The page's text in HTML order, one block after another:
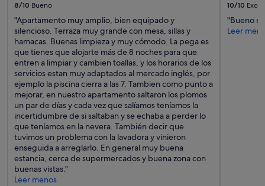
adicionales.
8/10 Bueno
"Apartamento muy amplio, bien equipado y
silencioso. Terraza muy grande con mesa, sillas y
hamacas. Buenas limpieza y muy cómodo. La pega es
que tienes que alojarte más de 8 noches para que
entren a limpiar y cambien toallas, y los horarios de los
servicios estan muy adaptados al mercado inglés, por
ejemplo la piscina cierra a las 7. Tambien como punto a
mejorar, en nuestro apartamento saltaron los plomos
un par de días y cada vez que salíamos teníamos la
incertidumbre de si saltaban y se echaba a perder lo
que teníamos en la nevera. También decir que
tuvimos un problema con la lavadora y vinieron
enseguida a arreglarlo. En general muy buena
estancia, cerca de supermercados y buena zona con
buenas vistas."
Leer menos
10/10
"Bueno
Leer